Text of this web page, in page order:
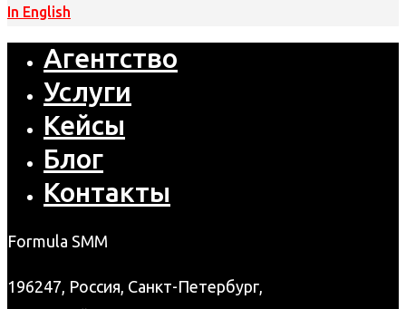
In English
Агентство
Услуги
Кейсы
Блог
Контакты
Formula SMM
196247, Россия, Санкт-Петербург,